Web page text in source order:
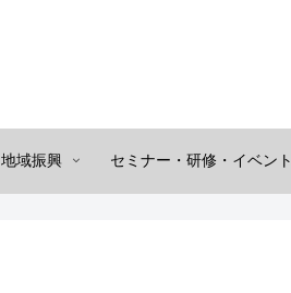
地域振興 セミナー・研修・イベント